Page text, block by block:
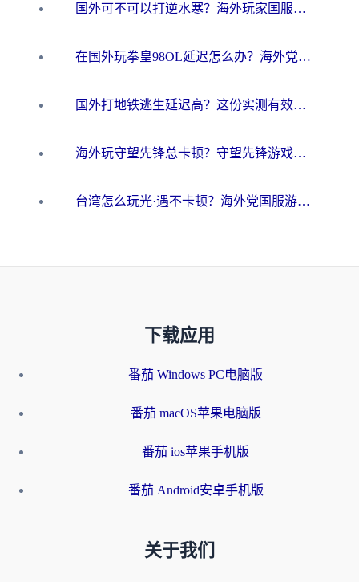
国外可不可以打逆水寒？海外玩家国服畅玩终极指南（附漫威荒野乱斗加速方案）
在国外玩拳皇98OL延迟怎么办？海外党亲测有效的低延迟指南
国外打地铁逃生延迟高？这份实测有效的低延迟指南帮你吃鸡
海外玩守望先锋总卡顿？守望先锋游戏加速器在哪里买&避坑指南（附欧洲非洲游戏实测）
台湾怎么玩光·遇不卡顿？海外党国服游戏加速终极攻略（附实测体验）
下载应用
番茄 Windows PC电脑版
番茄 macOS苹果电脑版
番茄 ios苹果手机版
番茄 Android安卓手机版
关于我们